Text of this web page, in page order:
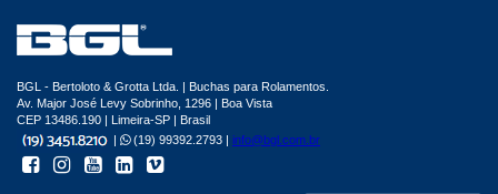
BGL - Bertoloto & Grotta Ltda. | Buchas para Rolamentos.
Av. Major José Levy Sobrinho, 1296 | Boa Vista
CEP 13486.190 | Limeira-SP | Brasil
|
(19) 99392.2793 | info@bgl.com.br